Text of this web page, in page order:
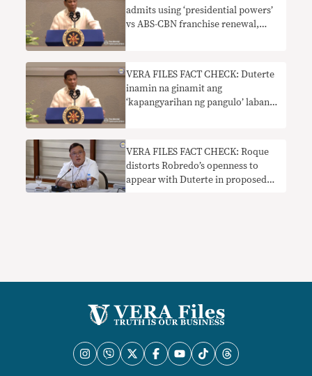
admits using ‘presidential powers’
vs ABS-CBN franchise renewal,
VERA FILES FACT CHECK: Duterte
inamin na ginamit ang
‘kapangyarihan ng pangulo’ laban
VERA FILES FACT CHECK: Roque
distorts Robredo’s openness to
appear with Duterte in proposed